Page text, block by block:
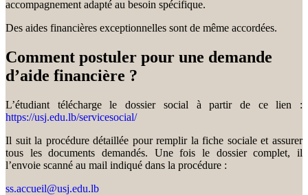
accompagnement adapté au besoin spécifique.
Des aides financières exceptionnelles sont de même accordées.
Comment postuler pour une demande
d’aide financière ?
L’étudiant télécharge le dossier social à partir de ce lien :
https://usj.edu.lb/servicesocial/
Il suit la procédure détaillée pour remplir la fiche sociale et assurer
tous les documents demandés. Une fois le dossier complet, il
l’envoie scanné au mail indiqué dans la procédure :
ss.accueil@usj.edu.lb